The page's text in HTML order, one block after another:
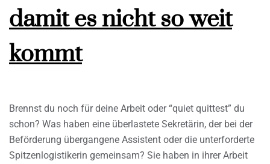
damit es nicht so weit
kommt
Brennst du noch für deine Arbeit oder “quiet quittest” du
schon? Was haben eine überlastete Sekretärin, der bei der
Beförderung übergangene Assistent oder die unterforderte
Spitzenlogistikerin gemeinsam? Sie haben in ihrer Arbeit